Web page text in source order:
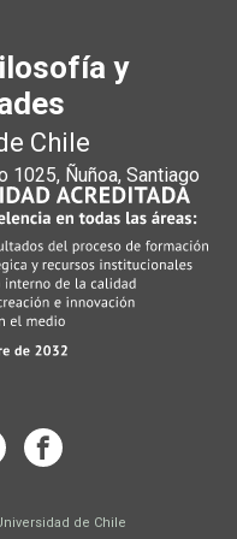
y
Chile
1025, Ñuñoa, Santiago
de Chile